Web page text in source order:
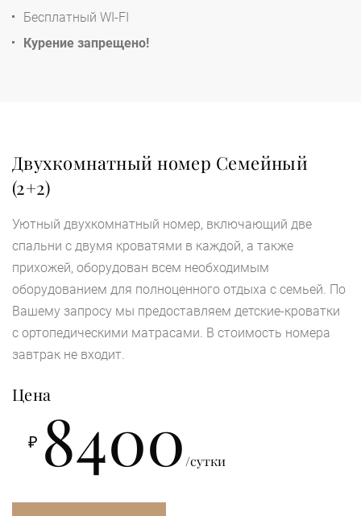
Бесплатный WI-FI
Курение запрещено!
Двухкомнатный номер Семейный
(2+2)
Уютный двухкомнатный номер, включающий две
спальни с двумя кроватями в каждой, а также
прихожей, оборудован всем необходимым
оборудованием для полноценного отдыха с семьей. По
Вашему запросу мы предоставляем детские-кроватки
с ортопедическими матрасами. В стоимость номера
завтрак не входит.
Цена
₽ 8400 /сутки